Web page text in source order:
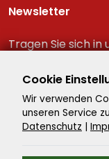
Newsletter
Tragen Sie sich
Cookie
Wir verwenden
unseren Service
Datenschutz |